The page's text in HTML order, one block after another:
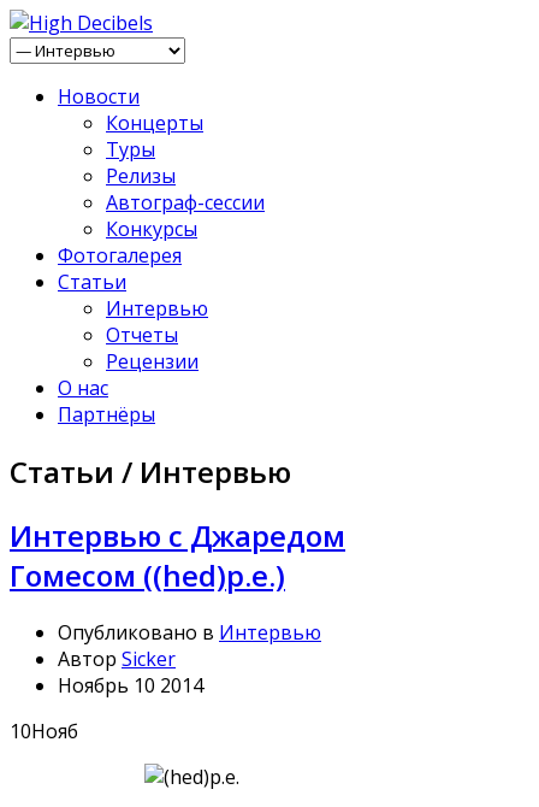
Новости
Концерты
Туры
Релизы
Автограф-сессии
Конкурсы
Фотогалерея
Статьи
Интервью
Отчеты
Рецензии
О нас
Партнёры
Статьи / Интервью
Интервью с Джаредом
Гомесом ((hed)p.e.)
Опубликовано в Интервью
Автор Sicker
Ноябрь 10 2014
10Нояб